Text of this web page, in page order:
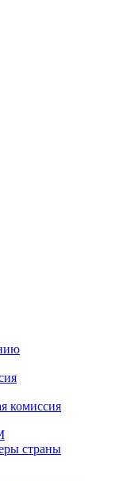
комиссия
страны